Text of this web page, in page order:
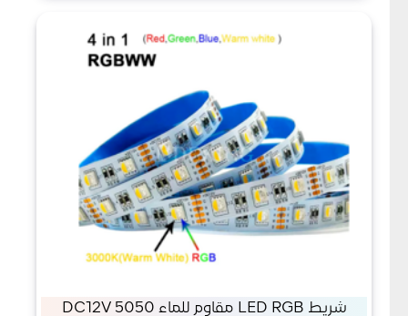
شريط LED RGB مقاوم للماء 5050 DC12V